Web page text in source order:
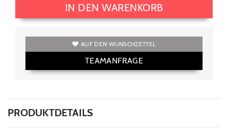
IN DEN WARENKORB
AUF DEN WUNSCHZETTEL
TEAMANFRAGE
PRODUKTDETAILS